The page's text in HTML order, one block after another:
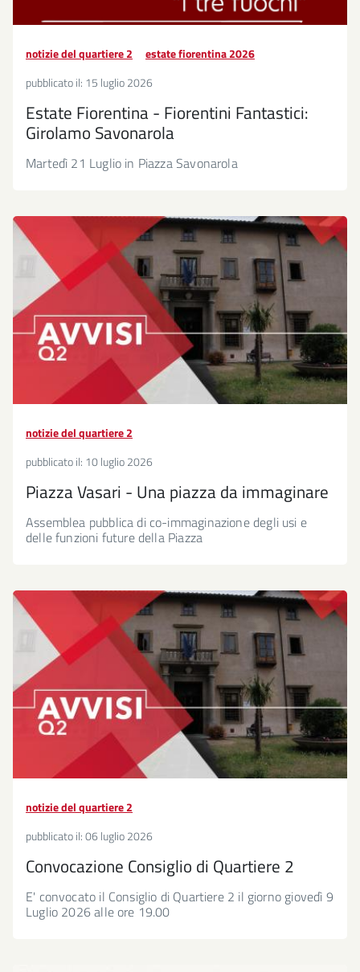
notizie del quartiere 2
estate fiorentina 2026
pubblicato il: 15 luglio 2026
Estate Fiorentina - Fiorentini Fantastici:
Girolamo Savonarola
Martedì 21 Luglio in Piazza Savonarola
notizie del quartiere 2
pubblicato il: 10 luglio 2026
Piazza Vasari - Una piazza da immaginare
Assemblea pubblica di co-immaginazione degli usi e
delle funzioni future della Piazza
notizie del quartiere 2
pubblicato il:06 luglio 2026
Convocazione Consiglio di Quartiere 2
E' convocato il Consiglio di Quartiere 2 il giorno giovedì 9
Luglio 2026 alle ore 19.00